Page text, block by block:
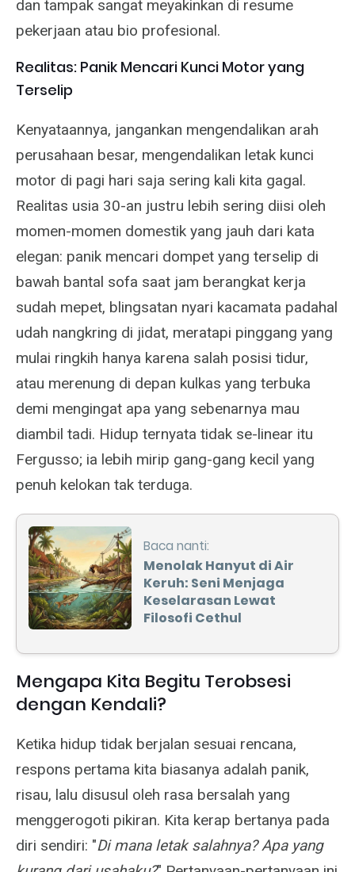
dan tampak sangat meyakinkan di resume
pekerjaan atau bio profesional.
Realitas: Panik Mencari Kunci Motor yang
Terselip
Kenyataannya, jangankan mengendalikan arah
perusahaan besar, mengendalikan letak kunci
motor di pagi hari saja sering kali kita gagal.
Realitas usia 30-an justru lebih sering diisi oleh
momen-momen domestik yang jauh dari kata
elegan: panik mencari dompet yang terselip di
bawah bantal sofa saat jam berangkat kerja
sudah mepet, blingsatan nyari kacamata padahal
udah nangkring di jidat, meratapi pinggang yang
mulai ringkih hanya karena salah posisi tidur,
atau merenung di depan kulkas yang terbuka
demi mengingat apa yang sebenarnya mau
diambil tadi. Hidup ternyata tidak se-linear itu
Fergusso; ia lebih mirip gang-gang kecil yang
penuh kelokan tak terduga.
Baca nanti:
Menolak Hanyut di Air
Keruh: Seni Menjaga
Keselarasan Lewat
Filosofi Cethul
Mengapa Kita Begitu Terobsesi
dengan Kendali?
Ketika hidup tidak berjalan sesuai rencana,
respons pertama kita biasanya adalah panik,
risau, lalu disusul oleh rasa bersalah yang
menggerogoti pikiran. Kita kerap bertanya pada
diri sendiri: "Di mana letak salahnya? Apa yang